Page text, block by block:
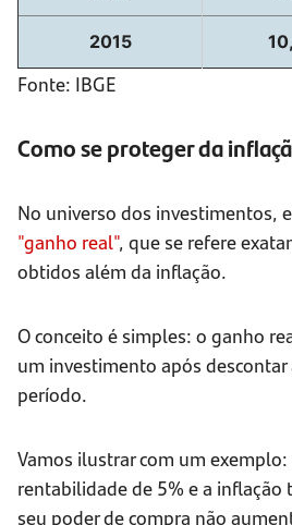
2015
Fonte: IBGE
Como se proteger da
No universo dos investimentos,
"ganho real", que se refere
obtidos além da inflação.
O conceito é simples: o ganho
um investimento após
período.
Vamos ilustrar com um exemplo:
rentabilidade de 5% e a inflação
seu poder de compra não